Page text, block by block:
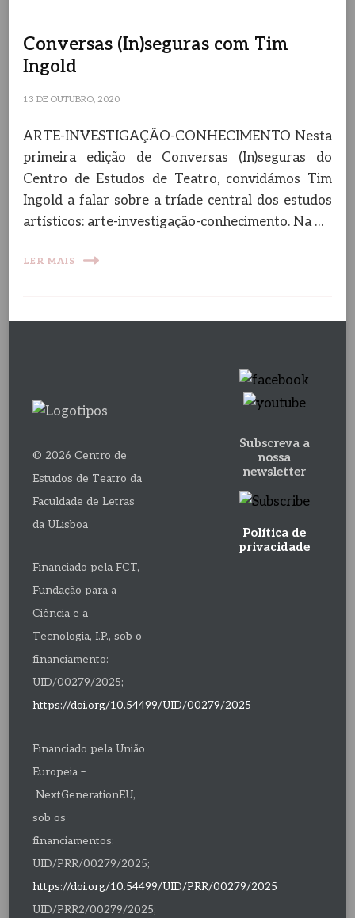
Conversas (In)seguras com Tim
Ingold
13 DE OUTUBRO, 2020
ARTE-INVESTIGAÇÃO-CONHECIMENTO Nesta
primeira edição de Conversas (In)seguras do
Centro de Estudos de Teatro, convidámos Tim
Ingold a falar sobre a tríade central dos estudos
artísticos: arte-investigação-conhecimento. Na …
LER MAIS
© 2026 Centro de
Estudos de Teatro da
Faculdade de Letras
da ULisboa
Financiado pela FCT,
Fundação para a
Ciência e a
Tecnologia, I.P., sob o
financiamento:
UID/00279/2025;
https://doi.org/10.54499/UID/00279/2025
Financiado pela União
Europeia –
NextGenerationEU,
sob os
financiamentos:
UID/PRR/00279/2025;
https://doi.org/10.54499/UID/PRR/00279/2025
UID/PRR2/00279/2025;
Subscreva a
nossa
newsletter
Política de
privacidade